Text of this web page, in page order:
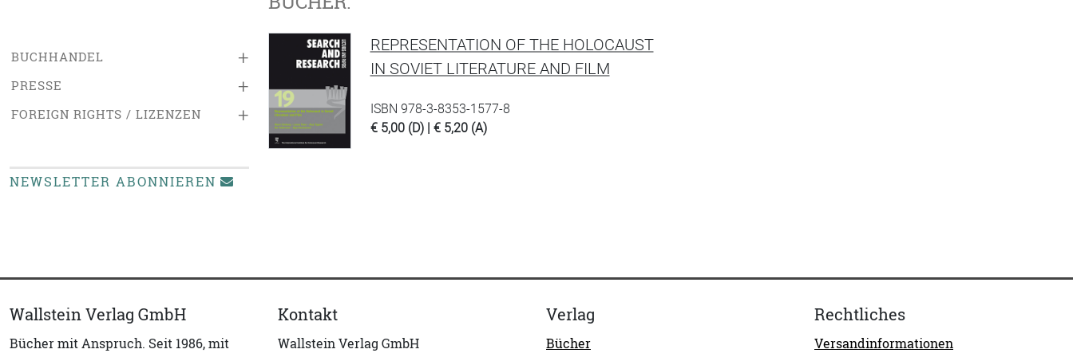
+
BUCHHANDEL
+
PRESSE
+
FOREIGN RIGHTS / LIZENZEN
NEWSLETTER ABONNIEREN
REPRESENTATION OF THE HOLOCAUST
IN SOVIET LITERATURE AND FILM
ISBN 978-3-8353-1577-8
€ 5,00 (D) | € 5,20 (A)
Wallstein Verlag GmbH
Bücher mit Anspruch. Seit 1986, mit
Kontakt
Wallstein Verlag GmbH
Verlag
Bücher
Rechtliches
Versandinformationen